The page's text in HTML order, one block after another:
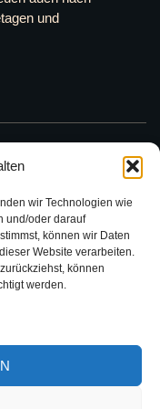
wir Technologien wie
und/oder darauf
können wir Daten
Website verarbeiten.
können
werden.
und